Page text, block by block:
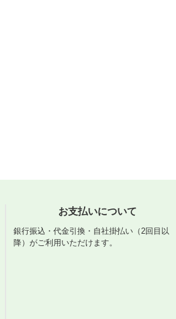
お支払いについて
銀行振込・代金引換・自社掛払い（2回目以
降）がご利用いただけます。